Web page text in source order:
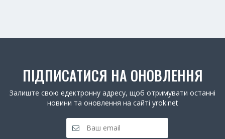
ПІДПИСАТИСЯ НА ОНОВЛЕННЯ
Залиште свою едектронну адресу, щоб отримувати останні
новини та оновлення на сайті yrok.net